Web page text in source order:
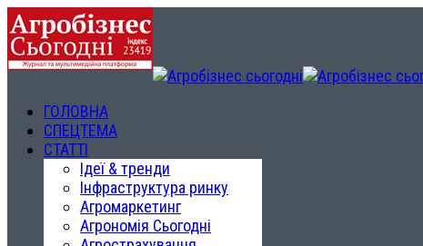
ГОЛОВНА
СПЕЦТЕМА
СТАТТІ
Ідеї & тренди
Інфраструктура ринку
Агромаркетинг
Агрономія Сьогодні